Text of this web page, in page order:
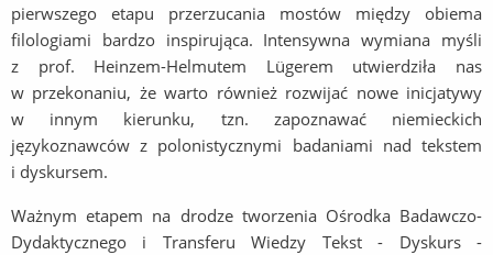
pierwszego etapu przerzucania mostów między obiema
filologiami bardzo inspirująca. Intensywna wymiana myśli
z prof. Heinzem-Helmutem Lügerem utwierdziła nas
w przekonaniu, że warto również rozwijać nowe inicjatywy
w innym kierunku, tzn. zapoznawać niemieckich
językoznawców z polonistycznymi badaniami nad tekstem
i dyskursem.
Ważnym etapem na drodze tworzenia Ośrodka Badawczo-
Dydaktycznego i Transferu Wiedzy Tekst - Dyskurs -